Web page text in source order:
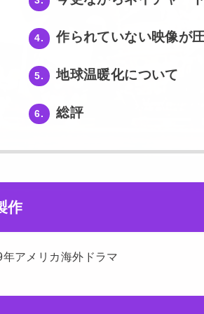
4. 作られていない映像が
5. 地球温暖化について
6. 総評
作
年アメリカ海外ドラマ